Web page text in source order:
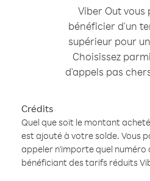
Viber Out vous
bénéficier d'un
supérieur pour
Choisissez
d'appels pas
Crédits
Quel que soit le montant
est ajouté à votre solde. Vous
appeler n'importe quel numéro
bénéficiant des tarifs réduits